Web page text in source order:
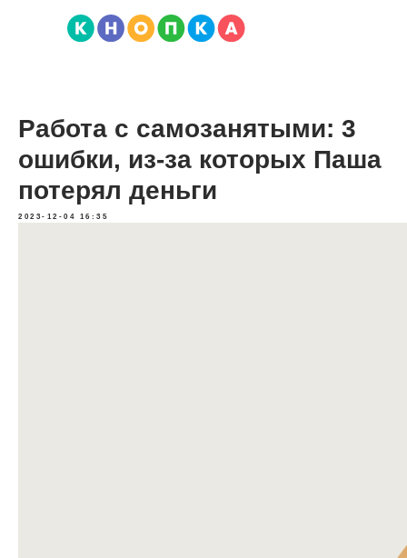
Работа с самозанятыми: 3
ошибки, из-за которых Паша
потерял деньги
2023-12-04 16:35